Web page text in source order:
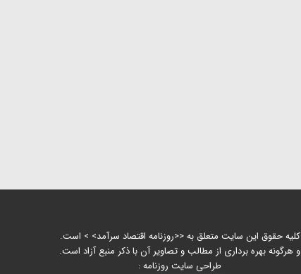
کلیه حقوق این سایت متعلق به <<روزنامه اقتصاد سرآمد> > است.
و هرگونه بهره برداری از مطالب و تصاویر آن با ذکر منبع آزاد است.
طراحی سایت روزنامه :